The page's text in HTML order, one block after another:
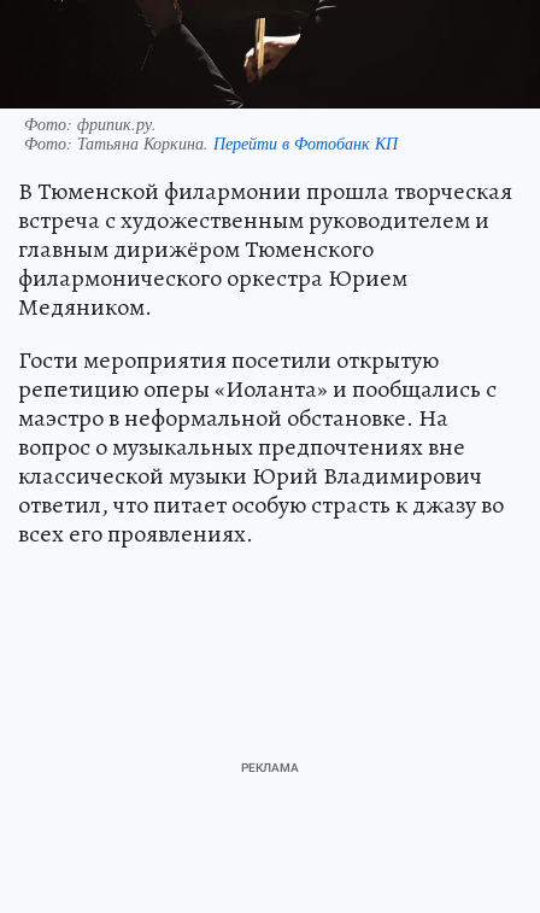
Фото: фрипик.ру.
Фото: Татьяна Коркина. Перейти в Фотобанк КП
В Тюменской филармонии прошла творческая
встреча с художественным руководителем и
главным дирижёром Тюменского
филармонического оркестра Юрием
Медяником.
Гости мероприятия посетили открытую
репетицию оперы «Иоланта» и пообщались с
маэстро в неформальной обстановке. На
вопрос о музыкальных предпочтениях вне
классической музыки Юрий Владимирович
ответил, что питает особую страсть к джазу во
всех его проявлениях.